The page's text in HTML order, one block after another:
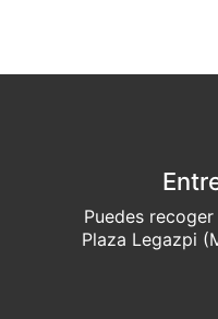
Puedes
Plaza Legazpi